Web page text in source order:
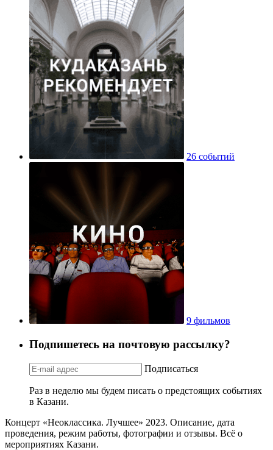
26 событий
9 фильмов
Подпишетесь на почтовую рассылку?
Подписаться
Раз в неделю мы будем писать о предстоящих событиях
в Казани.
Концерт «Неоклассика. Лучшее» 2023. Описание, дата
проведения, режим работы, фотографии и отзывы. Всё о
мероприятиях Казани.